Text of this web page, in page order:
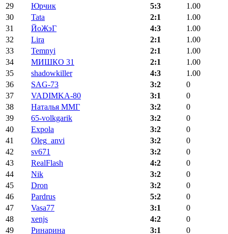
29
Юрчик 5:3
1.00
30
Tata 2:1
1.00
31
ЙоЖэГ 4:3
1.00
32
Lira 2:1
1.00
33
Temnyi 2:1
1.00
34
МИШКО 31 2:1
1.00
35
shadowkiller 4:3
1.00
36
SAG-73 3:2
0
37
VADIMKA-80 3:1
0
38
Наталья ММГ 3:2
0
39
65-volkgarik 3:2
0
40
Expola 3:2
0
41
Oleg_anvi 3:2
0
42
sv671 3:2
0
43
RealFlash 4:2
0
44
Nik 3:2
0
45
Dron 3:2
0
46
Pardrus 5:2
0
47
Vasa77 3:1
0
48
xenjs 4:2
0
49
Ринарина 3:1
0